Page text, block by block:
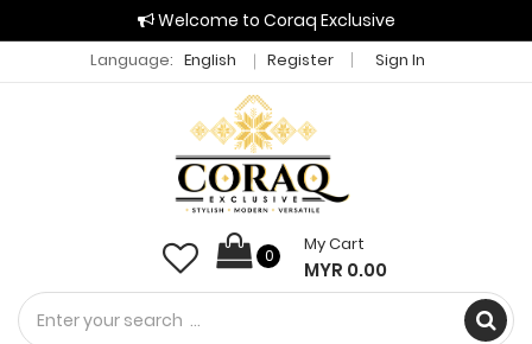
Welcome to Coraq Exclusive
Language: English Register Sign In
0
My Cart
MYR 0.00